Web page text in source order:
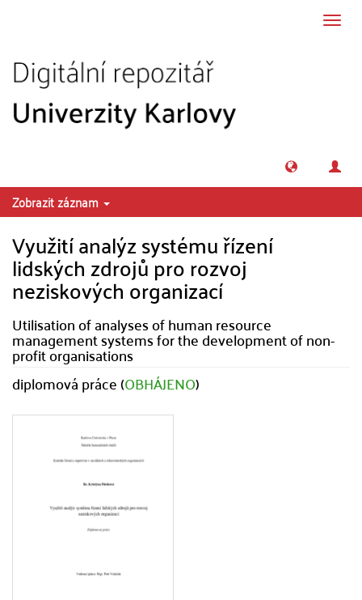
Zobrazit záznam
Využití analýz systému řízení
lidských zdrojů pro rozvoj
neziskových organizací
Utilisation of analyses of human resource
management systems for the development of non-
profit organisations
diplomová práce (OBHÁJENO)